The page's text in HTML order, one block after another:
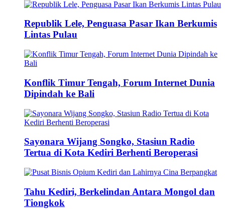
Republik Lele, Penguasa Pasar Ikan Berkumis
Lintas Pulau
Konflik Timur Tengah, Forum Internet Dunia
Dipindah ke Bali
Sayonara Wijang Songko, Stasiun Radio
Tertua di Kota Kediri Berhenti Beroperasi
Tahu Kediri, Berkelindan Antara Mongol dan
Tiongkok